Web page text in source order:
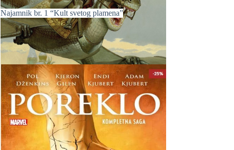
Najamnik br. 1 “Kult svetog plamena”